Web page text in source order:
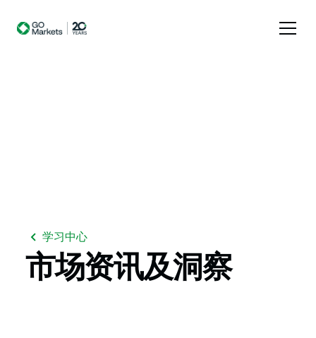
学习中心
市场资讯及洞察